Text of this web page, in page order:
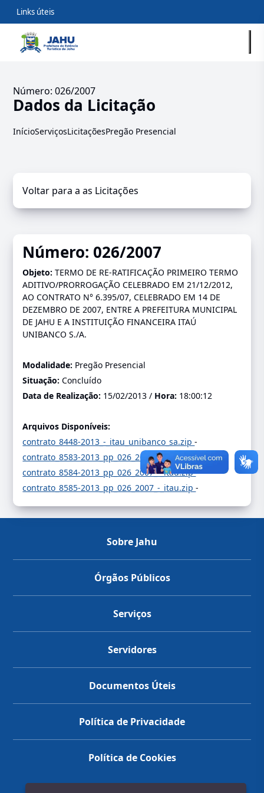
Links úteis
Número: 026/2007
Dados da Licitação
InícioServiçosLicitaçõesPregão Presencial
Voltar para a as Licitações
Número: 026/2007
Objeto:TERMO DE RE-RATIFICAÇÃO PRIMEIRO TERMO
ADITIVO/PRORROGAÇÃO CELEBRADO EM 21/12/2012,
AO CONTRATO N° 6.395/07, CELEBRADO EM 14 DE
DEZEMBRO DE 2007, ENTRE A PREFEITURA MUNICIPAL
DE JAHU E A INSTITUIÇÃO FINANCEIRA ITAÚ
UNIBANCO S./A.
Modalidade: Pregão Presencial
Situação:Concluído
Data de Realização: 15/02/2013 / Hora: 18:00:12
Arquivos Disponíveis:
contrato_8448-2013_-_itau_unibanco_sa.zip-
contrato_8583-2013_pp_026_2007_-_itau.zip-
contrato_8584-2013_pp_026_2007_-_itau.zip-
contrato_8585-2013_pp_026_2007_-_itau.zip-
Sobre Jahu
Órgãos Públicos
Serviços
Servidores
Documentos Úteis
Política de Privacidade
Política de Cookies